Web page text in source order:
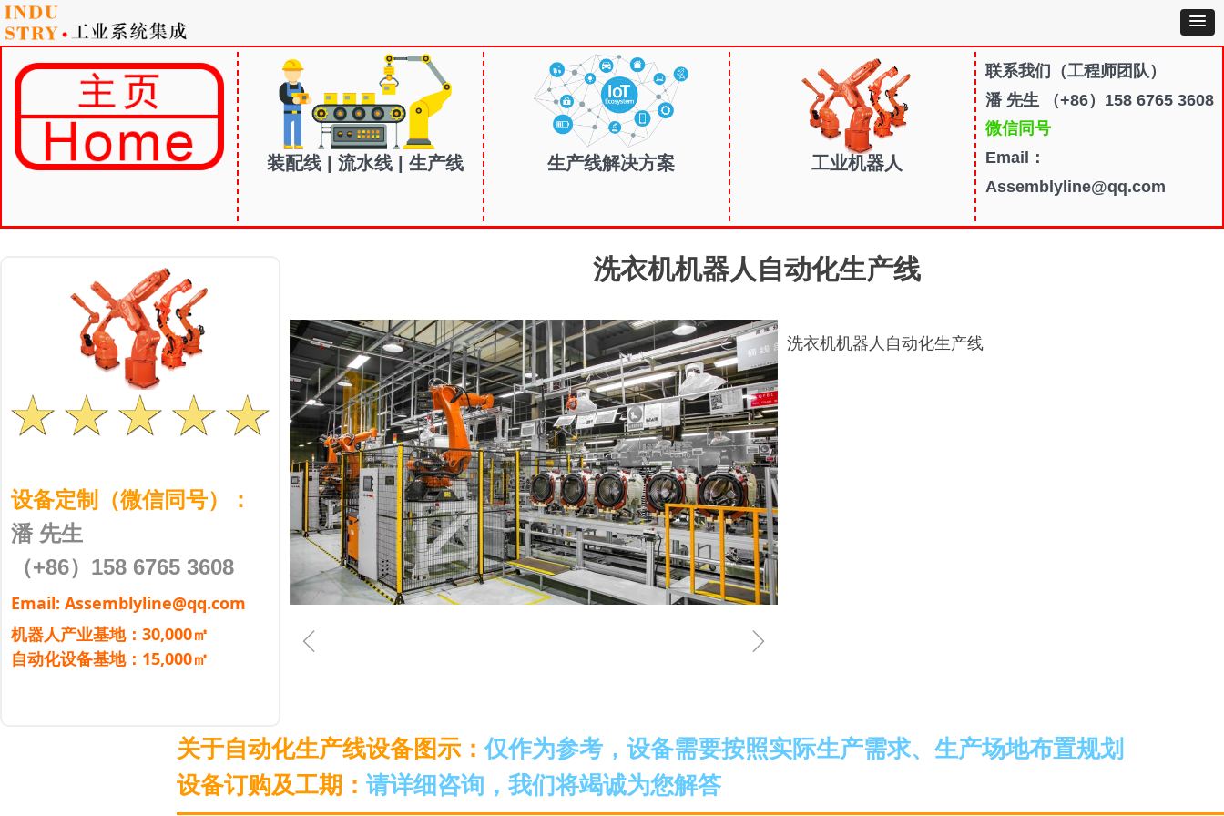
装配线 | 流水线 | 生产线 生产线解决方案 工业机器人
联系我们
（工程师团队）
潘 先生 （+86）158 6765 3608
微信同号
Email：
Assemblyline@qq.com
ꁆ ꁇ
洗衣机机器人自动化生产线
洗衣机机器人自动化生产线
设备定制（微信同号）：
潘 先生
（+86）158 6765 3608
Email: Assemblyline@qq.com
机器人产业基地：30,000㎡
自动化设备基地：15,000㎡
关于自动化生产线设备图示：仅作为参考，设备需要按照实际生产需求、生产场地布置规划
设备订购及工期： 请详细咨询，我们将竭诚为您解答